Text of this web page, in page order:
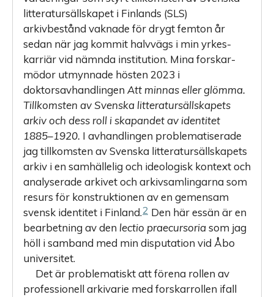
litteratursällskapet i Finlands (SLS)
arkivbestånd vaknade för drygt femton år
sedan när jag kommit halvvägs i min yrkes­
karriär vid nämnda institution. Mina forskar­
mödor utmynnade hösten 2023 i
doktorsavhandlingen Att minnas eller glömma.
Tillkomsten av Svenska litteratursällskapets
arkiv och dess roll i skapandet av identitet
1885–1920. I avhandlingen problematiserade
jag tillkomsten av Svenska litteratursällskapets
arkiv i en samhällelig och ideologisk kontext och
analyserade arkivet och arkivsamlingarna som
resurs för konstruktionen av en gemensam
svensk identitet i Finland.2 Den här essän är en
bearbetning av den lectio praecursoriasom jag
höll i samband med min disputation vid Åbo
universitet.
Det är problematiskt att förena rollen av
professionell arkivarie med forskarrollen ifall